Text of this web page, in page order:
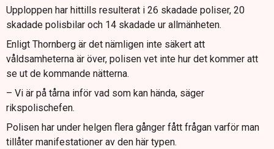
Upploppen har hittills resulterat i 26 skadade poliser, 20
skadade polisbilar och 14 skadade ur allmänheten.
Enligt Thornberg är det nämligen inte säkert att
våldsamheterna är över, polisen vet inte hur det kommer att
se ut de kommande nätterna.
– Vi är på tårna inför vad som kan hända, säger
rikspolischefen.
Polisen har under helgen flera gånger fått frågan varför man
tillåter manifestationer av den här typen.